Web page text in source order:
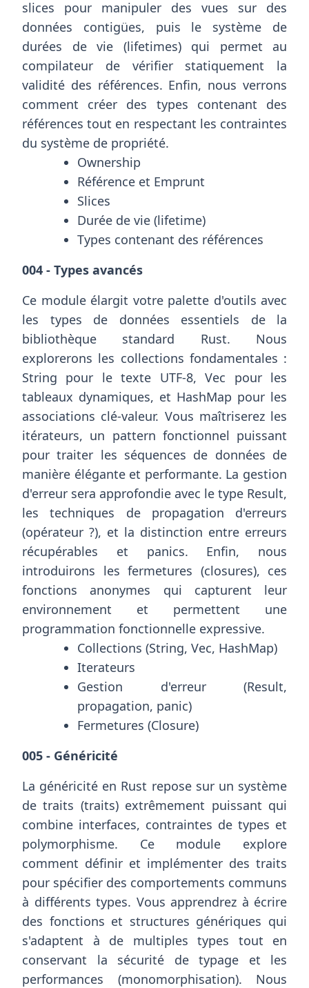
slices pour manipuler des vues sur des
données contigües, puis le système de
durées de vie (lifetimes) qui permet au
compilateur de vérifier statiquement la
validité des références. Enfin, nous verrons
comment créer des types contenant des
références tout en respectant les contraintes
du système de propriété.
Ownership
Référence et Emprunt
Slices
Durée de vie (lifetime)
Types contenant des références
004 - Types avancés
Ce module élargit votre palette d'outils avec
les types de données essentiels de la
bibliothèque standard Rust. Nous
explorerons les collections fondamentales :
String pour le texte UTF-8, Vec pour les
tableaux dynamiques, et HashMap pour les
associations clé-valeur. Vous maîtriserez les
itérateurs, un pattern fonctionnel puissant
pour traiter les séquences de données de
manière élégante et performante. La gestion
d'erreur sera approfondie avec le type Result,
les techniques de propagation d'erreurs
(opérateur ?), et la distinction entre erreurs
récupérables et panics. Enfin, nous
introduirons les fermetures (closures), ces
fonctions anonymes qui capturent leur
environnement et permettent une
programmation fonctionnelle expressive.
Collections (String, Vec, HashMap)
Iterateurs
Gestion d'erreur (Result,
propagation, panic)
Fermetures (Closure)
005 - Généricité
La généricité en Rust repose sur un système
de traits (traits) extrêmement puissant qui
combine interfaces, contraintes de types et
polymorphisme. Ce module explore
comment définir et implémenter des traits
pour spécifier des comportements communs
à différents types. Vous apprendrez à écrire
des fonctions et structures génériques qui
s'adaptent à de multiples types tout en
conservant la sécurité de typage et les
performances (monomorphisation). Nous